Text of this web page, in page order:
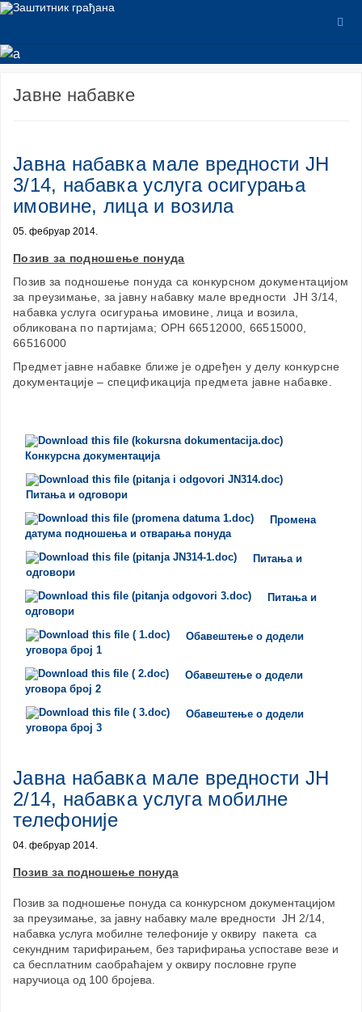
Јавне набавке
Јавна набавка мале вредности ЈН
3/14, набавка услуга осигурања
имовине, лица и возила
05. фебруар 2014.
Позив за подношење понуда
Позив за подношење понуда са конкурсном документацијом
за преузимање, за јавну набавку мале вредности ЈН 3/14,
набавка услуга осигурања имовине, лица и возила,
обликована по партијама; ОРН 66512000, 66515000,
66516000
Предмет јавне набавке ближе је одређен у делу конкурсне
документације – спецификација предмета јавне набавке.
Конкурсна документација
Питања и одговори
Промена
датума подношења и отварања понуда
Питања и
одговори
Питања и
одговори
Oбавештење о додели
уговора број 1
Oбавештење о додели
уговора број 2
Oбавештење о додели
уговора број 3
Јавна набавка мале вредности ЈН
2/14, набавка услуга мобилне
телефоније
04. фебруар 2014.
Позив за подношење понуда
Позив за подношење понуда са конкурсном документацијом
за преузимање, за јавну набавку мале вредности ЈН 2/14,
набавка услуга мобилне телефоније у оквиру пакета са
секундним тарифирањем, без тарифирања успоставе везе и
са бесплатним саобраћајем у оквиру пословне групе
наручиоца од 100 бројева.